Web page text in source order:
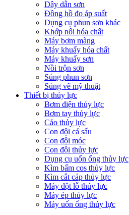
Dây dẫn sơn
Đồng hồ đo áp suất
Dụng cụ phun sơn khác
Khớp nối hóa chất
Máy bơm màng
Máy khuấy hóa chất
Máy khuấy sơn
Nồi trộn sơn
Súng phun sơn
Súng vẽ mỹ thuật
Thiết bị thủy lực
Bơm điện thủy lực
Bơm tay thủy lực
Cảo thủy lực
Con đội cá sấu
Con đội móc
Con đội thủy lực
Dụng cụ uốn ống thủy lực
Kìm bấm cos thủy lực
Kìm cắt cáp thủy lực
Máy đột lỗ thủy lực
Máy ép thủy lực
Máy uốn ống thủy lực